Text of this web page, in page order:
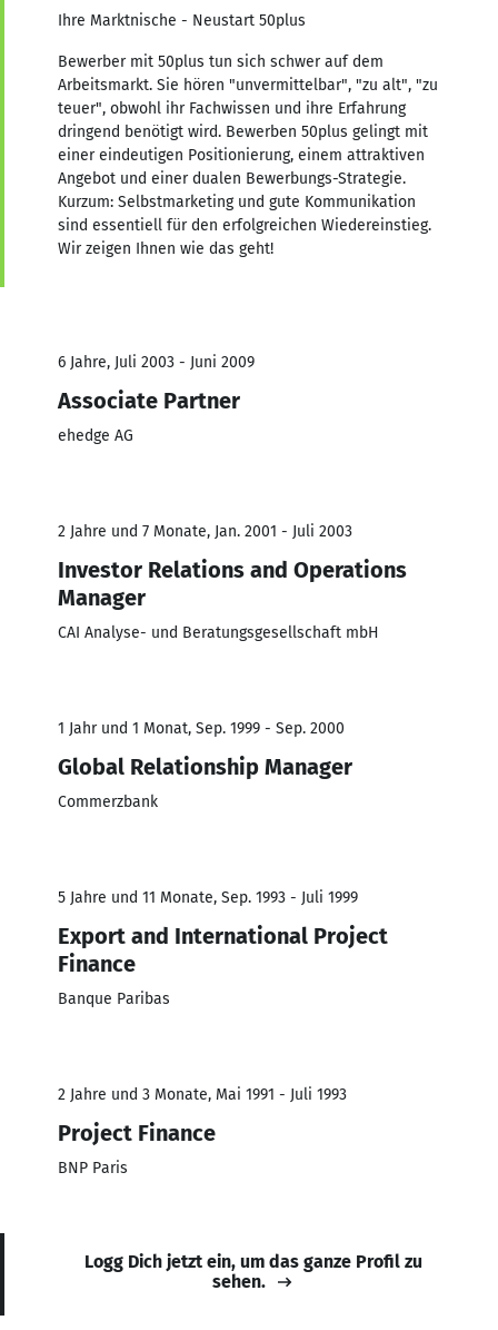
Ihre Marktnische - Neustart 50plus
Bewerber mit 50plus tun sich schwer auf dem
Arbeitsmarkt. Sie hören "unvermittelbar", "zu alt", "zu
teuer", obwohl ihr Fachwissen und ihre Erfahrung
dringend benötigt wird. Bewerben 50plus gelingt mit
einer eindeutigen Positionierung, einem attraktiven
Angebot und einer dualen Bewerbungs-Strategie.
Kurzum: Selbstmarketing und gute Kommunikation
sind essentiell für den erfolgreichen Wiedereinstieg.
Wir zeigen Ihnen wie das geht!
6 Jahre, Juli 2003 - Juni 2009
Associate Partner
ehedge AG
2 Jahre und 7 Monate, Jan. 2001 - Juli 2003
Investor Relations and Operations
Manager
CAI Analyse- und Beratungsgesellschaft mbH
1 Jahr und 1 Monat, Sep. 1999 - Sep. 2000
Global Relationship Manager
Commerzbank
5 Jahre und 11 Monate, Sep. 1993 - Juli 1999
Export and International Project
Finance
Banque Paribas
2 Jahre und 3 Monate, Mai 1991 - Juli 1993
Project Finance
BNP Paris
Logg Dich jetzt ein, um das ganze Profil zu
sehen.